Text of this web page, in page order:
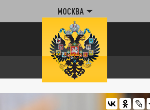
МОСКВА